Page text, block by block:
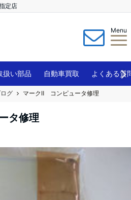
定店
Menu
扱い部品 自動車買取 よくある質
グ マークⅡ コンピュータ修理
タ修理